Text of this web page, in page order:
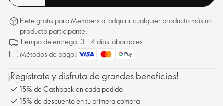
Flete gratis para Members al adquirir cualquier producto más un
producto participante.
Tiempo de entrega: 3 – 4 días laborables
Métodos de pago:
¡Regístrate y disfruta de grandes beneficios!
15% de Cashback en cada pedido
15% de descuento en tu primera compra